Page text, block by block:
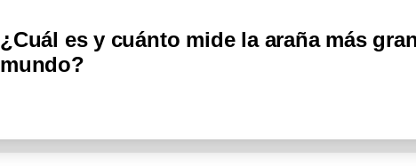
¿Cuál es y cuánto mide la araña más
mundo?